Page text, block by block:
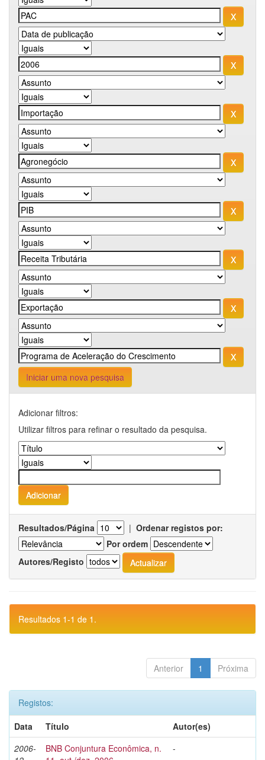
Iniciar uma nova pesquisa
Adicionar filtros:
Utilizar filtros para refinar o resultado da pesquisa.
Resultados/Página | Ordenar registos por:
Por ordem
Autores/Registo
Resultados 1-1 de 1.
Anterior 1 Próxima
Registos:
Data
Título
Autor(es)
2006-
BNB Conjuntura Econômica, n.
-